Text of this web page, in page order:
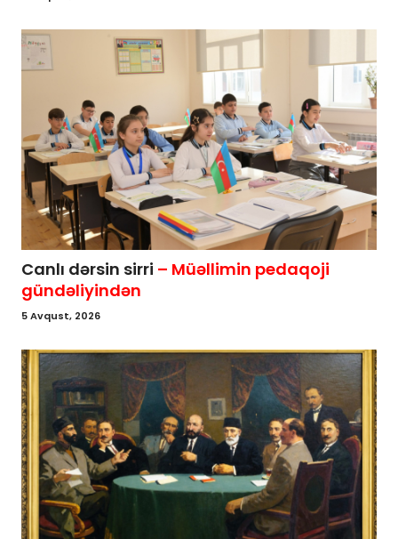
Canlı dərsin sirri – Müəllimin pedaqoji
gündəliyindən
5 Avqust, 2026